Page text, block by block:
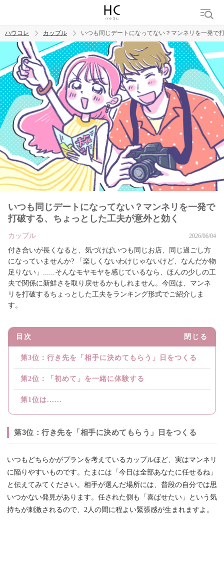
トレンド ワード
カップル デート エッチ セックス 長続き
ハウコレ カップル いつも同じデートになってない？マンネリを一発で
いつも同じデートになってない？マンネリを一発で
打破する、ちょっとした工夫が意外と効く
カップル 2026/06/04
付き合いが長くなると、気づけばいつも同じお店、同じ過ごし方
になっていませんか? 「楽しくないわけじゃないけど、なんだか物
足りない」......そんなモヤモヤを感じているなら、ほんの少しの工
夫で関係に新鮮さを取り戻せるかもしれません。今回は、マンネ
リを打破するちょっとした工夫をランキング形式でご紹介しま
す。
目次 閉じる
第3位：行き先を「相手に決めてもらう」日をつくる
第2位：「初めて」を一緒に体験する
第1位は......
第3位：行き先を「相手に決めてもらう」日をつくる
いつもどちらかがプランを考えているカップルほど、実はマンネリ
に陥りやすいものです。たまには「今日は全部あなたに任せるね」
と伝えてみてください。相手が選んだ場所には、普段の自分では思
いつかない発見があります。任された側も「喜ばせたい」という気
持ちが刺激されるので、2人の間に程よい緊張感が生まれますよ。